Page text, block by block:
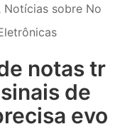
Notícias sobre No
notas tr
de
evo